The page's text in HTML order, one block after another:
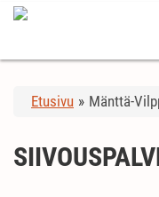
Etusivu » Mänttä-